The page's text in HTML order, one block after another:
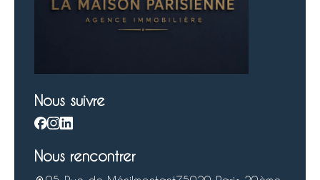
Nous suivre
Nous rencontrer